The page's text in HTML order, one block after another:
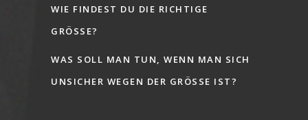
WIE FINDEST DU DIE RICHTIGE
GRÖSSE?
WAS SOLL MAN TUN, WENN MAN SICH
UNSICHER WEGEN DER GRÖSSE IST?